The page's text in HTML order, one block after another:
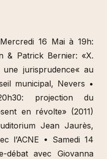
16 Mai à 19h:
& Patrick Bernier: «X.